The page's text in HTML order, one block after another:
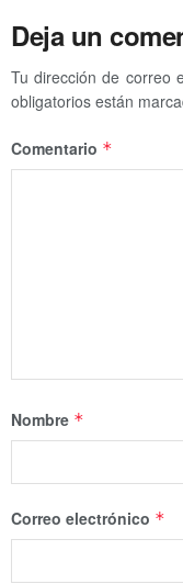
Deja un
Tu dirección de correo
obligatorios están
Comentario *
Nombre *
Correo electrónico *